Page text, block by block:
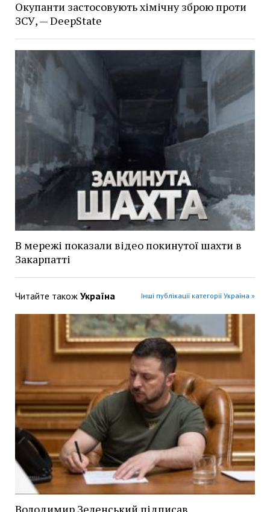
Окупанти застосовують хімічну зброю проти
ЗСУ, — DeepState
В мережі показали відео покинутої шахти в
Закарпатті
Читайте також Україна Інші публікації категорії Україна »